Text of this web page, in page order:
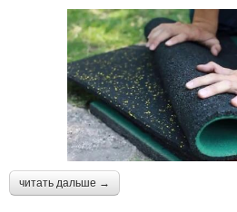
читать дальше →